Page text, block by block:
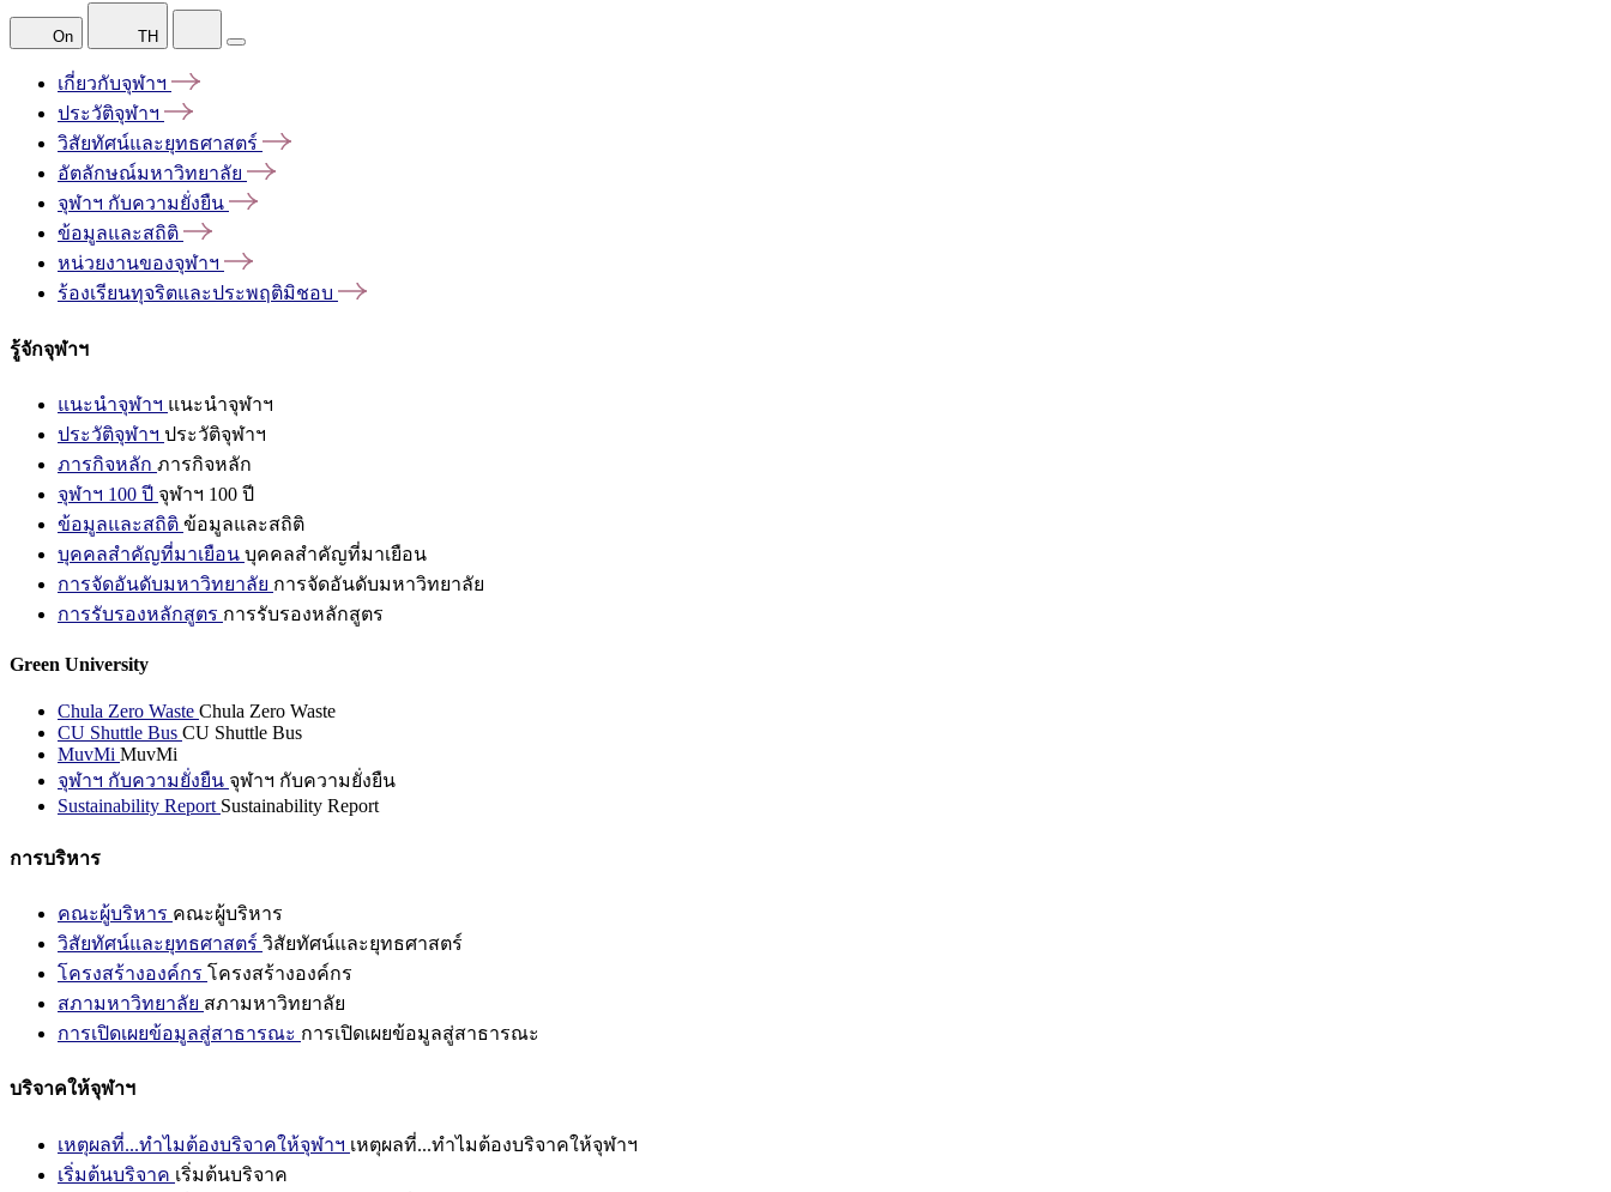
On TH
เกี่ยวกับจุฬาฯ
ประวัติจุฬาฯ
วิสัยทัศน์และยุทธศาสตร์
อัตลักษณ์มหาวิทยาลัย
จุฬาฯ กับความยั่งยืน
ข้อมูลและสถิติ
หน่วยงานของจุฬาฯ
ร้องเรียนทุจริตและประพฤติมิชอบ
รู้จักจุฬาฯ
แนะนำจุฬาฯ แนะนำจุฬาฯ
ประวัติจุฬาฯ ประวัติจุฬาฯ
ภารกิจหลัก ภารกิจหลัก
จุฬาฯ 100 ปี จุฬาฯ 100 ปี
ข้อมูลและสถิติ ข้อมูลและสถิติ
บุคคลสำคัญที่มาเยือน บุคคลสำคัญที่มาเยือน
การจัดอันดับมหาวิทยาลัย การจัดอันดับมหาวิทยาลัย
การรับรองหลักสูตร การรับรองหลักสูตร
Green University
Chula Zero Waste Chula Zero Waste
CU Shuttle Bus CU Shuttle Bus
MuvMi MuvMi
จุฬาฯ กับความยั่งยืน จุฬาฯ กับความยั่งยืน
Sustainability Report Sustainability Report
การบริหาร
คณะผู้บริหาร คณะผู้บริหาร
วิสัยทัศน์และยุทธศาสตร์ วิสัยทัศน์และยุทธศาสตร์
โครงสร้างองค์กร โครงสร้างองค์กร
สภามหาวิทยาลัย สภามหาวิทยาลัย
การเปิดเผยข้อมูลสู่สาธารณะ การเปิดเผยข้อมูลสู่สาธารณะ
บริจาคให้จุฬาฯ
เหตุผลที่...ทำไมต้องบริจาคให้จุฬาฯ เหตุผลที่...ทำไมต้องบริจาคให้จุฬาฯ
เริ่มต้นบริจาค เริ่มต้นบริจาค